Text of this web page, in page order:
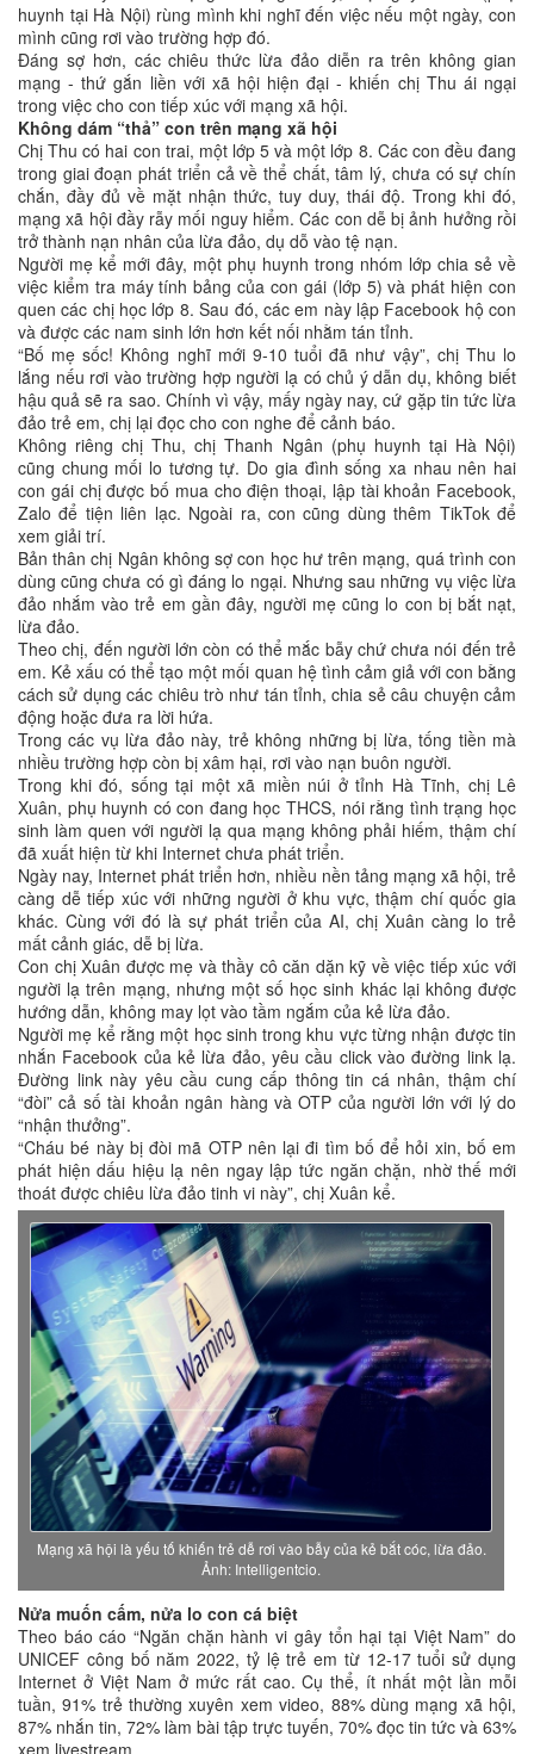
huynh tại Hà Nội) rùng mình khi nghĩ đến việc nếu một ngày, con
mình cũng rơi vào trường hợp đó.
Đáng sợ hơn, các chiêu thức lừa đảo diễn ra trên không gian
mạng - thứ gắn liền với xã hội hiện đại - khiến chị Thu ái ngại
trong việc cho con tiếp xúc với mạng xã hội.
Không dám “thả” con trên mạng xã hội
Chị Thu có hai con trai, một lớp 5 và một lớp 8. Các con đều đang
trong giai đoạn phát triển cả về thể chất, tâm lý, chưa có sự chín
chắn, đầy đủ về mặt nhận thức, tuy duy, thái độ. Trong khi đó,
mạng xã hội đầy rẫy mối nguy hiểm. Các con dễ bị ảnh hưởng rồi
trở thành nạn nhân của lừa đảo, dụ dỗ vào tệ nạn.
Người mẹ kể mới đây, một phụ huynh trong nhóm lớp chia sẻ về
việc kiểm tra máy tính bảng của con gái (lớp 5) và phát hiện con
quen các chị học lớp 8. Sau đó, các em này lập Facebook hộ con
và được các nam sinh lớn hơn kết nối nhằm tán tỉnh.
“Bố mẹ sốc! Không nghĩ mới 9-10 tuổi đã như vậy”, chị Thu lo
lắng nếu rơi vào trường hợp người lạ có chủ ý dẫn dụ, không biết
hậu quả sẽ ra sao. Chính vì vậy, mấy ngày nay, cứ gặp tin tức lừa
đảo trẻ em, chị lại đọc cho con nghe để cảnh báo.
Không riêng chị Thu, chị Thanh Ngân (phụ huynh tại Hà Nội)
cũng chung mối lo tương tự. Do gia đình sống xa nhau nên hai
con gái chị được bố mua cho điện thoại, lập tài khoản Facebook,
Zalo để tiện liên lạc. Ngoài ra, con cũng dùng thêm TikTok để
xem giải trí.
Bản thân chị Ngân không sợ con học hư trên mạng, quá trình con
dùng cũng chưa có gì đáng lo ngại. Nhưng sau những vụ việc lừa
đảo nhắm vào trẻ em gần đây, người mẹ cũng lo con bị bắt nạt,
lừa đảo.
Theo chị, đến người lớn còn có thể mắc bẫy chứ chưa nói đến trẻ
em. Kẻ xấu có thể tạo một mối quan hệ tình cảm giả với con bằng
cách sử dụng các chiêu trò như tán tỉnh, chia sẻ câu chuyện cảm
động hoặc đưa ra lời hứa.
Trong các vụ lừa đảo này, trẻ không những bị lừa, tống tiền mà
nhiều trường hợp còn bị xâm hại, rơi vào nạn buôn người.
Trong khi đó, sống tại một xã miền núi ở tỉnh Hà Tĩnh, chị Lê
Xuân, phụ huynh có con đang học THCS, nói rằng tình trạng học
sinh làm quen với người lạ qua mạng không phải hiếm, thậm chí
đã xuất hiện từ khi Internet chưa phát triển.
Ngày nay, Internet phát triển hơn, nhiều nền tảng mạng xã hội, trẻ
càng dễ tiếp xúc với những người ở khu vực, thậm chí quốc gia
khác. Cùng với đó là sự phát triển của AI, chị Xuân càng lo trẻ
mất cảnh giác, dễ bị lừa.
Con chị Xuân được mẹ và thầy cô căn dặn kỹ về việc tiếp xúc với
người lạ trên mạng, nhưng một số học sinh khác lại không được
hướng dẫn, không may lọt vào tầm ngắm của kẻ lừa đảo.
Người mẹ kể rằng một học sinh trong khu vực từng nhận được tin
nhắn Facebook của kẻ lừa đảo, yêu cầu click vào đường link lạ.
Đường link này yêu cầu cung cấp thông tin cá nhân, thậm chí
“đòi” cả số tài khoản ngân hàng và OTP của người lớn với lý do
“nhận thưởng”.
“Cháu bé này bị đòi mã OTP nên lại đi tìm bố để hỏi xin, bố em
phát hiện dấu hiệu lạ nên ngay lập tức ngăn chặn, nhờ thế mới
thoát được chiêu lừa đảo tinh vi này”, chị Xuân kể.
Mạng xã hội là yếu tố khiến trẻ dễ rơi vào bẫy của kẻ bắt cóc, lừa đảo.
Ảnh: Intelligentcio.
Nửa muốn cấm, nửa lo con cá biệt
Theo báo cáo “Ngăn chặn hành vi gây tổn hại tại Việt Nam” do
UNICEF công bố năm 2022, tỷ lệ trẻ em từ 12-17 tuổi sử dụng
Internet ở Việt Nam ở mức rất cao. Cụ thể, ít nhất một lần mỗi
tuần, 91% trẻ thường xuyên xem video, 88% dùng mạng xã hội,
87% nhắn tin, 72% làm bài tập trực tuyến, 70% đọc tin tức và 63%
xem livestream.